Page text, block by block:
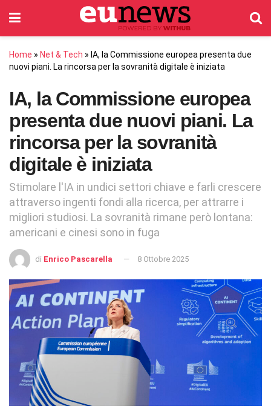
Home » Net & Tech » IA, la Commissione europea presenta due
nuovi piani. La rincorsa per la sovranità digitale è iniziata
IA, la Commissione europea
presenta due nuovi piani. La
rincorsa per la sovranità
digitale è iniziata
Stimolare l'IA in undici settori chiave e farli crescere
attraverso ingenti fondi alla ricerca, per attrarre i
migliori studiosi. La sovranità rimane però lontana:
americani e cinesi sono in fuga
di Enrico Pascarella 8 Ottobre 2025